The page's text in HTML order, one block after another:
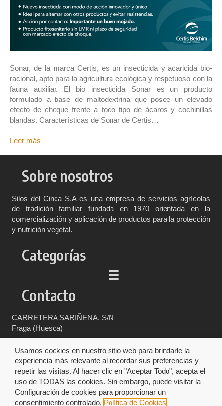
Sonar, de la marca Certis, es un insecticida y acaricida bio-
racional, apto para la agricultura ecológica y respetuoso con la
fauna auxiliar. El bio insecticida Sonar es un producto
formulado a base de maltodextrina que posee un elevado
efecto de choque frente a todo tipo de ácaros y cochinillas
blandas. Características de Sonar de Certis…
Leer más
Sobre nosotros
Silos del Cinca S.A es una empresa de servicios agrícolas
de tradición familiar fundada en 1970 orientada en la
comercialización y aplicación de productos para la protección
y nutrición vegetal.
Categorías
Contacto
CARRETERA SARIÑENA, S/N
Fraga (Huesca)
974 47 04 00
info@silosdelcinca.com
Usamos cookies en nuestro sitio web para brindarle la
experiencia más relevante al recordar sus preferencias y
repetir las visitas. Al hacer clic en "Aceptar Todo", acepta el
uso de TODAS las cookies. Sin embargo, puede visitar la
Configuración de cookies para proporcionar un
consentimiento controlado. Política de Cookies